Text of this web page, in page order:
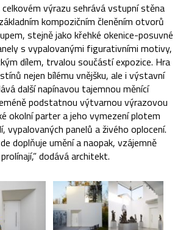
výrazu sehrává vstupní stěna
kompozičním členěním otvorů
stejně jako křehké okenice-posuvné
s vypalovanými figurativními motivy,
dílem, trvalou součástí expozice. Hra
nejen bílému vnějšku, ale i výstavní
další napínavou tajemnou měnící
podstatnou výtvarnou výrazovou
okolní parter a jeho vymezení plotem
vypalovaných panelů a živého oplocení.
doplňuje umění a naopak, vzájemně
dodává architekt.